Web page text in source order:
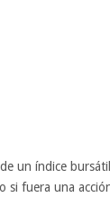
un índice
si fuera una